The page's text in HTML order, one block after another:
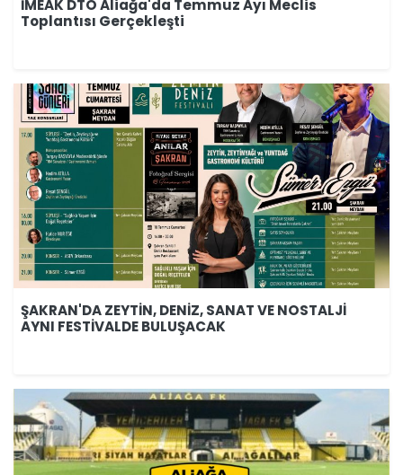
İMEAK DTO Aliağa'da Temmuz Ayı Meclis
Toplantısı Gerçekleşti
ŞAKRAN'DA ZEYTİN, DENİZ, SANAT VE NOSTALJİ
AYNI FESTİVALDE BULUŞACAK